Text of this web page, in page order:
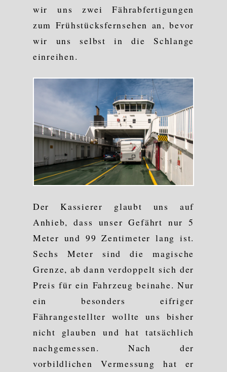
wir uns zwei Fährabfertigungen
zum Frühstücksfernsehen an, bevor
wir uns selbst in die Schlange
einreihen.
Der Kassierer glaubt uns auf
Anhieb, dass unser Gefährt nur 5
Meter und 99 Zentimeter lang ist.
Sechs Meter sind die magische
Grenze, ab dann verdoppelt sich der
Preis für ein Fahrzeug beinahe. Nur
ein besonders eifriger
Fährangestellter wollte uns bisher
nicht glauben und hat tatsächlich
nachgemessen. Nach der
vorbildlichen Vermessung hat er